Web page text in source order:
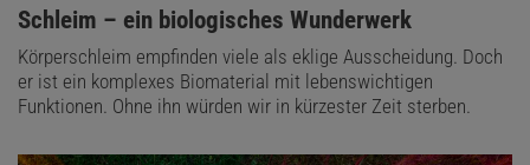
:
Schleim – ein biologisches Wunderwerk
Körperschleim empfinden viele als eklige Ausscheidung. Doch
er ist ein komplexes Biomaterial mit lebenswichtigen
Funktionen. Ohne ihn würden wir in kürzester Zeit sterben.